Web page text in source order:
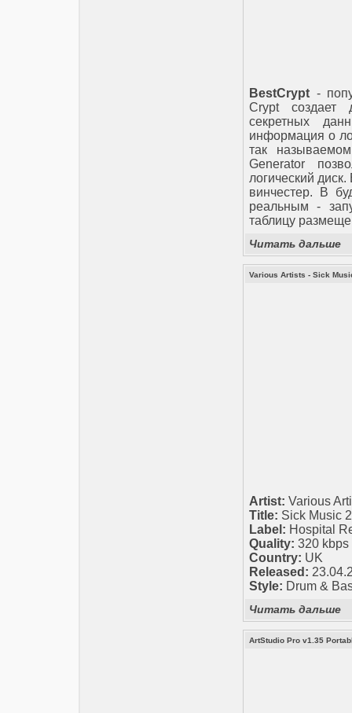
BestCrypt -
Crypt создает
секретных
информация о
так
Generator
логический
винчестер. В
реальным -
таблицу
Читать дальше
Various Artists - Sick
Artist: Various
Title: Sick Music 2
Label: Hospital
Quality: 320 kbps
Country: UK
Released:
Style: Drum &
Читать дальше
ArtStudio Pro v1.35